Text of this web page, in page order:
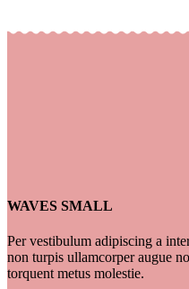
WAVES SMALL
Per vestibulum adipiscing a
non turpis ullamcorper augue
torquent metus molestie.